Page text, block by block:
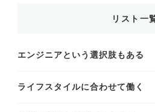
リスト一
エンジニアという選択肢もある
ライフスタイルに合わせて働く